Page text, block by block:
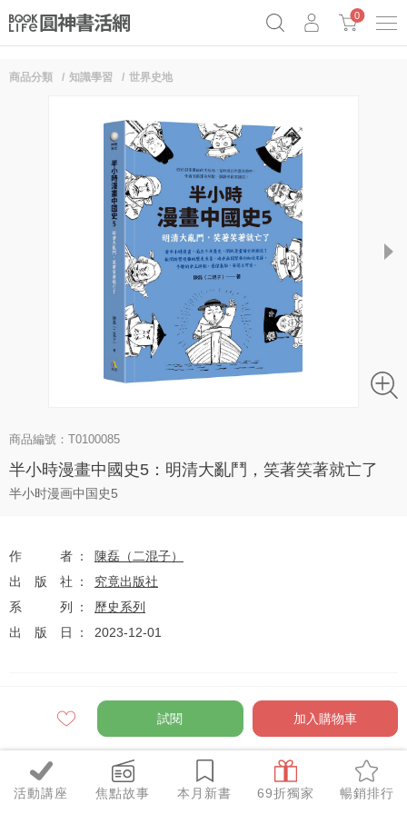
0
活動講座 焦點故事 本月新書 69折獨家 暢銷排行
商品分類 知識學習 世界史地
next
商品編號：T0100085
半小時漫畫中國史5：明清大亂鬥，笑著笑著就亡了
半小时漫画中国史5
作者
陳磊（二混子）
出版社
究竟出版社
系列
歷史系列
出版日
2023-12-01
$360
79折$284元
試閱 加入購物車